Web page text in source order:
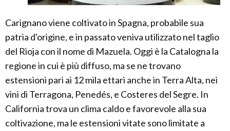
Carignano viene coltivato in Spagna, probabile sua
patria d'origine, e in passato veniva utilizzato nel taglio
del Rioja con il nome di Mazuela. Oggi è la Catalogna la
regione in cui è più diffuso, ma se ne trovano
estensioni pari ai 12 mila ettari anche in Terra Alta, nei
vini di Terragona, Penedés, e Costeres del Segre. In
California trova un clima caldo e favorevole alla sua
coltivazione, ma le estensioni vitate sono limitate a